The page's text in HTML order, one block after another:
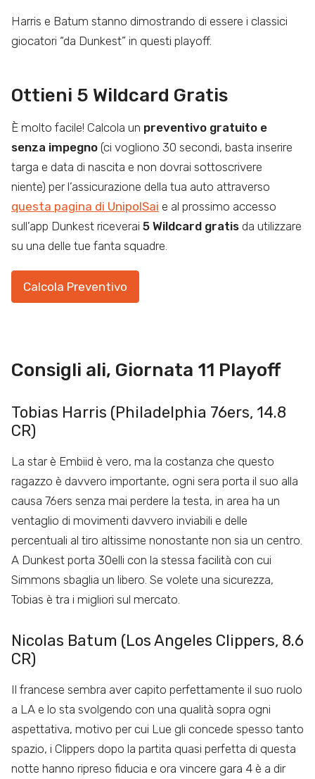
Harris e Batum stanno dimostrando di essere i classici
giocatori “da Dunkest” in questi playoff.
Ottieni 5 Wildcard Gratis
È molto facile! Calcola un preventivo gratuito e
senza impegno (ci vogliono 30 secondi, basta inserire
targa e data di nascita e non dovrai sottoscrivere
niente) per l’assicurazione della tua auto attraverso
questa pagina di UnipolSai e al prossimo accesso
sull’app Dunkest riceverai 5 Wildcard gratis da utilizzare
su una delle tue fanta squadre.
Calcola Preventivo
Consigli ali, Giornata 11 Playoff
Tobias Harris (Philadelphia 76ers, 14.8
CR)
La star è Embiid è vero, ma la costanza che questo
ragazzo è davvero importante, ogni sera porta il suo alla
causa 76ers senza mai perdere la testa, in area ha un
ventaglio di movimenti davvero inviabili e delle
percentuali al tiro altissime nonostante non sia un centro.
A Dunkest porta 30elli con la stessa facilità con cui
Simmons sbaglia un libero. Se volete una sicurezza,
Tobias è tra i migliori sul mercato.
Nicolas Batum (Los Angeles Clippers, 8.6
CR)
Il francese sembra aver capito perfettamente il suo ruolo
a LA e lo sta svolgendo con una qualità sopra ogni
aspettativa, motivo per cui Lue gli concede spesso tanto
spazio, i Clippers dopo la partita quasi perfetta di questa
notte hanno ripreso fiducia e ora vincere gara 4 è a dir